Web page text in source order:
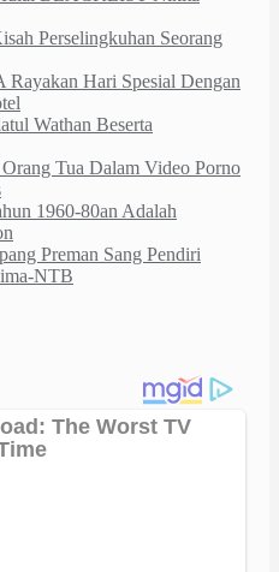
Perselingkuhan Seorang
Hari Spesial Dengan
Wathan Beserta
Tua Dalam Video Porno
1960-80an Adalah
Preman Sang Pendiri
NTB